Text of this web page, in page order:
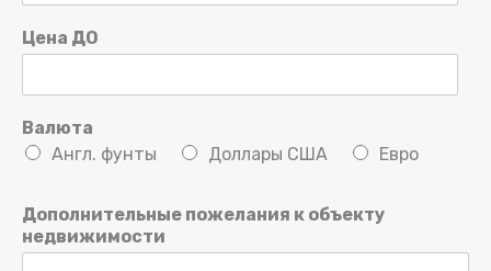
Цена ДО
Валюта
Англ. фунты
Доллары США Евро
Дополнительные пожелания к объекту
недвижимости